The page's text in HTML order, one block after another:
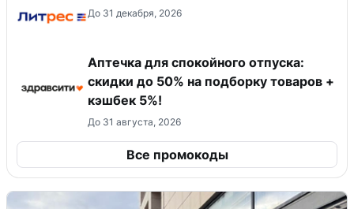
До 31 декабря, 2026
Аптечка для спокойного отпуска:
скидки до 50% на подборку товаров +
кэшбек 5%!
До 31 августа, 2026
Все промокоды